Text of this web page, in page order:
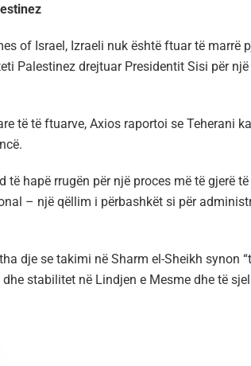
of Israel, Izraeli nuk është ftuar të marrë
Palestinez drejtuar Presidentit Sisi për
të të ftuarve, Axios raportoi se Teherani
të hapë rrugën për një proces më të gjerë
– një qëllim i përbashkët si për
dje se takimi në Sharm el-Sheikh synon
stabilitet në Lindjen e Mesme dhe të